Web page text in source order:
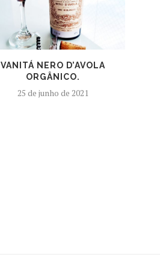
VANITÁ NERO D’AVOLA
ORGÂNICO.
25 de junho de 2021